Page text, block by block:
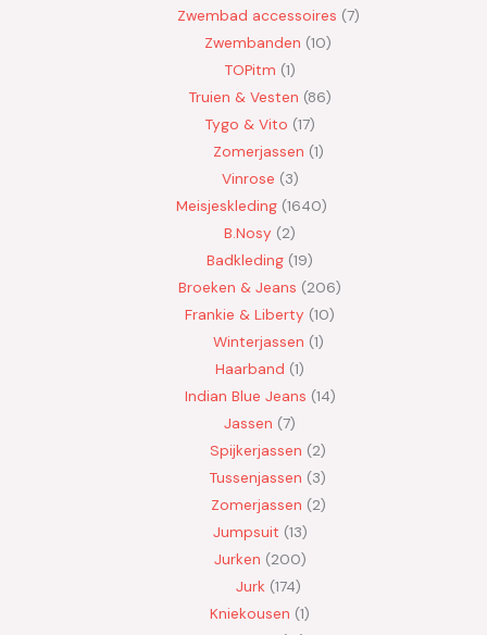
Zwembad accessoires 7
Zwembanden 10
TOPitm 1
Truien & Vesten 86
Tygo & Vito 17
Zomerjassen 1
Vinrose 3
Meisjeskleding 1640
B.Nosy
2
Badkleding 19
Broeken & Jeans
206
Frankie & Liberty 10
Winterjassen 1
Haarband 1
Indian Blue Jeans 14
Jassen 7
Spijkerjassen
2
Tussenjassen
3
Zomerjassen 2
Jumpsuit 13
Jurken 200
Jurk 174
Kniekousen 1